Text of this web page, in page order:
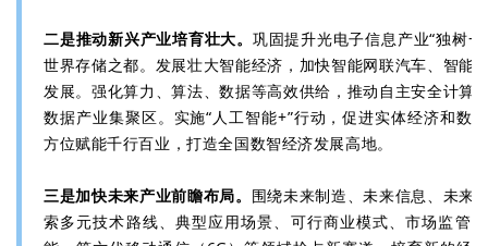
二是推动新兴产业培育壮大。 巩固提升光电子信息产业“独树
世界存储之都。发展壮大智能经济，加快智能网联汽车、智能
发展。强化算力、算法、数据等高效供给，推动自主安全计算
数据产业集聚区。实施“人工智能+”行动，促进实体经济和数
方位赋能千行百业，打造全国数智经济发展高地。
三是加快未来产业前瞻布局。 围绕未来制造、未来信息、未来
索多元技术路线、典型应用场景、可行商业模式、市场监管